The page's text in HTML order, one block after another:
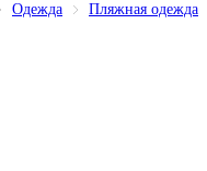
Одежда Пляжная одежда